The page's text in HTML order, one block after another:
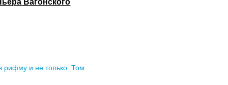
рифму и не только. Том